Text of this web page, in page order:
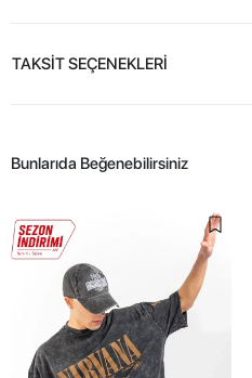
TAKSİT SEÇENEKLERİ
Bunlarıda Beğenebilirsiniz